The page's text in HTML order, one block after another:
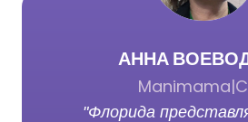
АННА
Manimama|
"Флорида